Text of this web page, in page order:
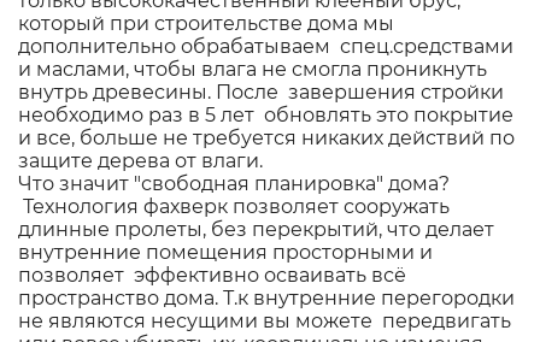
который при строительстве дома мы
дополнительно обрабатываем спец.средствами
и маслами, чтобы влага не смогла проникнуть
внутрь древесины. После завершения стройки
необходимо раз в 5 лет обновлять это покрытие
и все, больше не требуется никаких действий по
защите дерева от влаги.
Что значит "свободная планировка" дома?
Технология фахверк позволяет сооружать
длинные пролеты, без перекрытий, что делает
внутренние помещения просторными и
позволяет эффективно осваивать всё
пространство дома. Т.к внутренние перегородки
не являются несущими вы можете передвигать